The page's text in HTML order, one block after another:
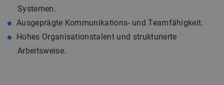
Systemen.
Ausgeprägte Kommunikations- und Teamfähigkeit.
Hohes Organisationstalent und strukturierte
Arbeitsweise.